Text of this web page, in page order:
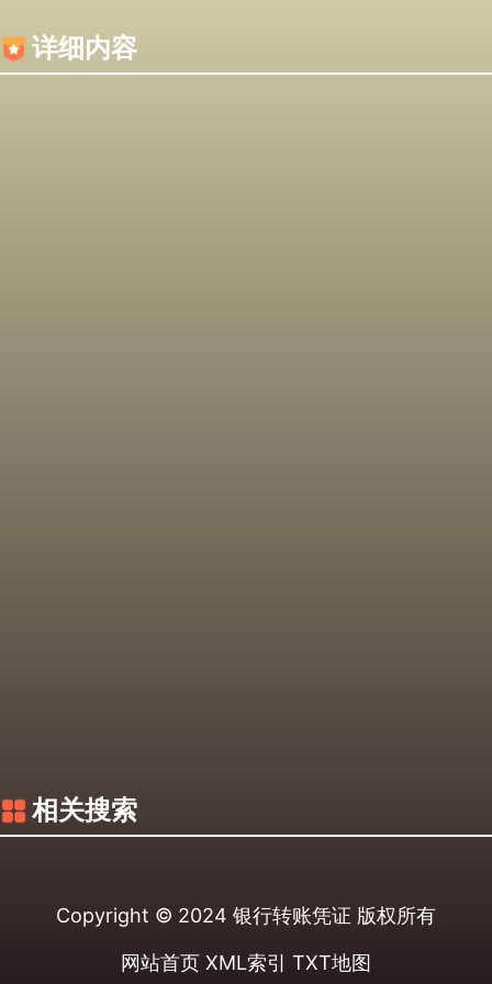
详细内容
相关搜索
Copyright © 2024 银行转账凭证 版权所有
网站首页 XML索引 TXT地图